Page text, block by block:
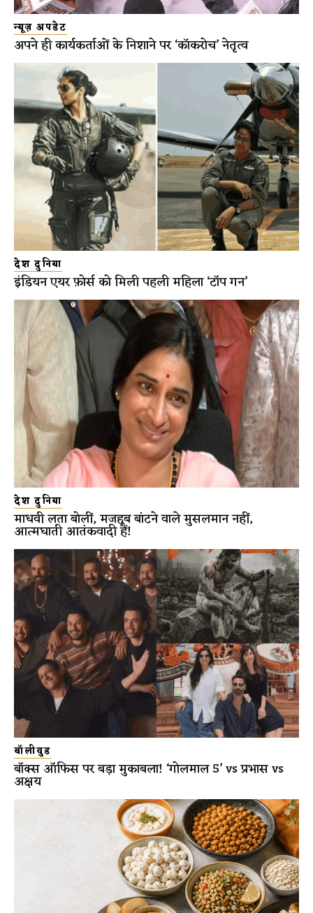
न्यूज़ अपडेट
अपने ही कार्यकर्ताओं के निशाने पर ‘कॉकरोच’ नेतृत्व
देश दुनिया
इंडियन एयर फ़ोर्स को मिली पहली महिला ‘टॉप गन’
देश दुनिया
माधवी लता बोलीं, मजहब बांटने वाले मुसलमान नहीं,
आत्मघाती आतंकवादी हैं!
बॉलीवुड
बॉक्स ऑफिस पर बड़ा मुकाबला! ‘गोलमाल 5’ vs प्रभास vs
अक्षय